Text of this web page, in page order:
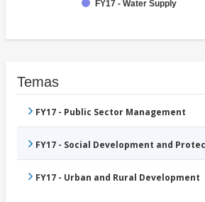
FY17 - Water Supply
Temas
FY17 - Public Sector Management
FY17 - Social Development and
FY17 - Urban and Rural Development